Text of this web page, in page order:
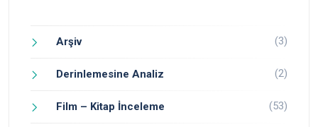
Arşiv (3)
Derinlemesine Analiz (2)
Film – Kitap İnceleme (53)